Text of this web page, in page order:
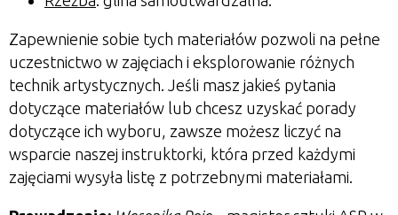
Zapewnienie sobie tych materiałów pozwoli na pełne
uczestnictwo w zajęciach i eksplorowanie różnych
technik artystycznych. Jeśli masz jakieś pytania
dotyczące materiałów lub chcesz uzyskać porady
dotyczące ich wyboru, zawsze możesz liczyć na
wsparcie naszej instruktorki, która przed każdymi
zajęciami wysyła listę z potrzebnymi materiałami.